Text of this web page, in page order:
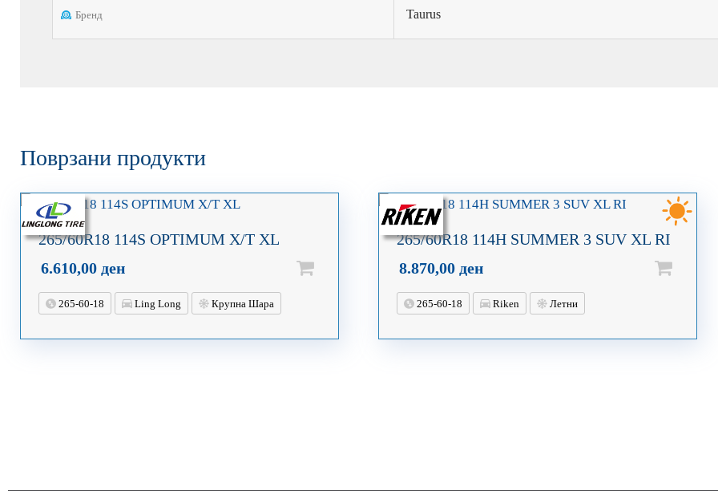
Бренд Taurus
Поврзани продукти
265/60R18 114S OPTIMUM X/T XL
6.610,00 ден
265-60-18 Ling Long Крупна Шара
265/60R18 114H SUMMER 3 SUV XL RI
8.870,00 ден
265-60-18 Riken Летни